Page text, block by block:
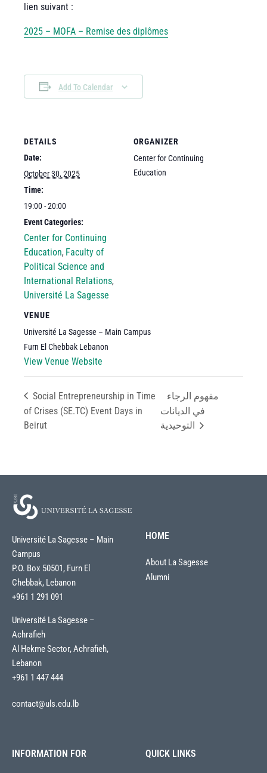
lien suivant :
2025 – MOFA – Remise des diplômes
Add To Calendar
DETAILS
Date:
October 30, 2025
Time:
19:00 - 20:00
Event Categories:
Center for Continuing
Education, Faculty of
Political Science and
International Relations,
Université La Sagesse
VENUE
Université La Sagesse – Main Campus
Furn El Chebbak Lebanon
View Venue Website
ORGANIZER
Center for Continuing
Education
Social Entrepreneurship in Time
of Crises (SE.TC) Event Days in
Beirut
مفهوم الرجاء
في الديانات
Université La Sagesse – Main
Campus
P.O. Box 50501, Furn El
Chebbak, Lebanon
+961 1 291 091
Université La Sagesse –
Achrafieh
Al Hekme Sector, Achrafieh,
Lebanon
+961 1 447 444
contact@uls.edu.lb
HOME
About La Sagesse
Alumni
INFORMATION FOR QUICK LINKS